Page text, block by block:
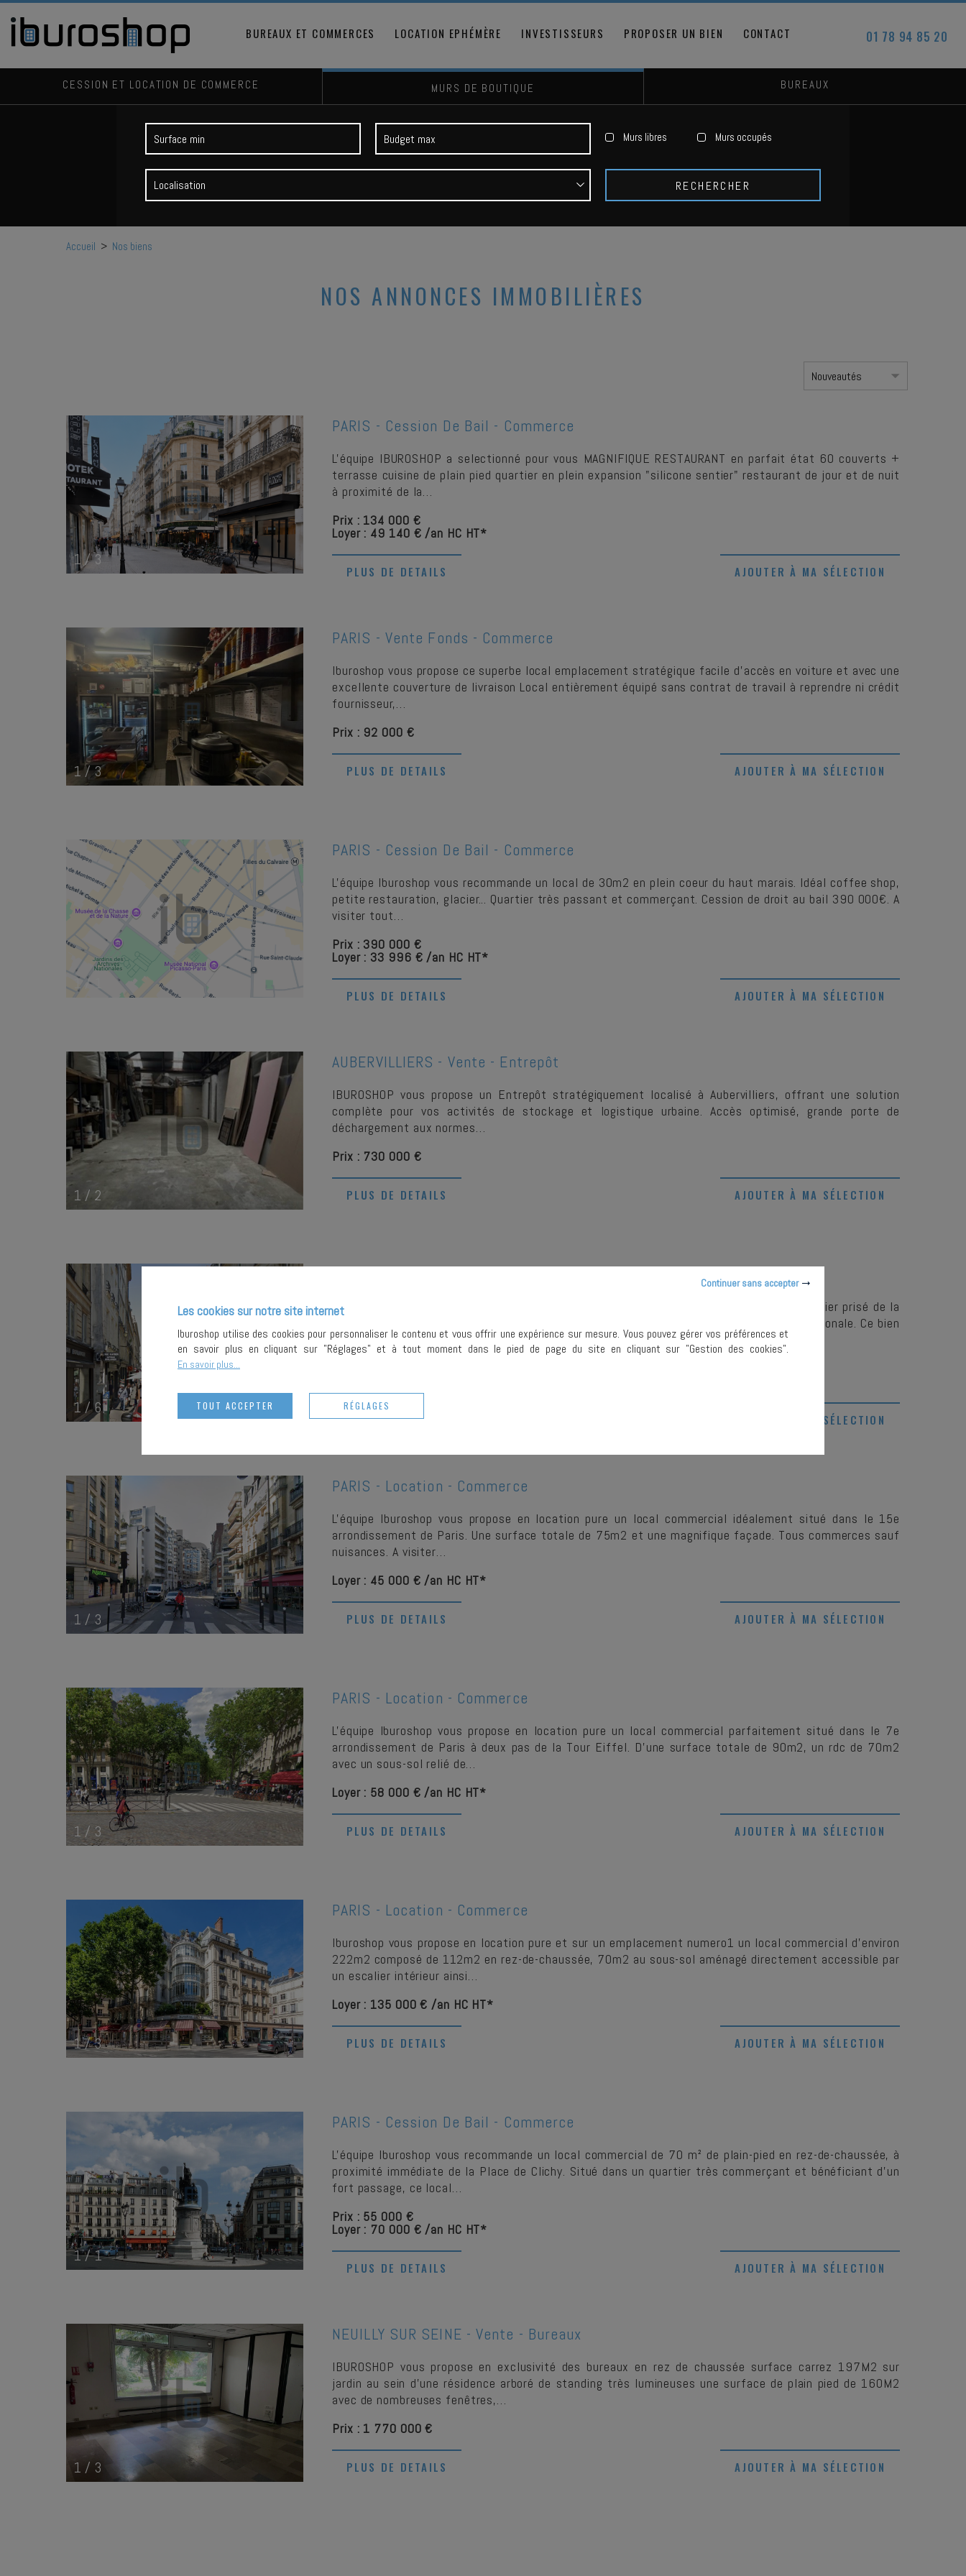
BUREAUX ET COMMERCES LOCATION EPHÉMÈRE INVESTISSEURS PROPOSER UN BIEN CONTACT 01 78 94 85 20
CESSION ET LOCATION DE COMMERCE MURS DE BOUTIQUE BUREAUX
Murs libres Murs occupés
Localisation RECHERCHER
Accueil > Nos biens
NOS ANNONCES IMMOBILIÈRES
1/3
PARIS - Cession De Bail - Commerce
L'équipe IBUROSHOP a selectionné pour vous MAGNIFIQUE RESTAURANT en parfait état 60 couverts +
terrasse cuisine de plain pied quartier en plein expansion "silicone sentier" restaurant de jour et de nuit
à proximité de la…
Prix : 134 000 €
Loyer : 49 140 € /an HC HT*
PLUS DE DETAILS AJOUTER À MA SÉLECTION
1/3
PARIS - Vente Fonds - Commerce
Iburoshop vous propose ce superbe local emplacement stratégique facile d’accès en voiture et avec une
excellente couverture de livraison Local entièrement équipé sans contrat de travail à reprendre ni crédit
fournisseur,…
Prix : 92 000 €
PLUS DE DETAILS AJOUTER À MA SÉLECTION
1 /1
PARIS - Cession De Bail - Commerce
L'équipe Iburoshop vous recommande un local de 30m2 en plein coeur du haut marais. Idéal coffee shop,
petite restauration, glacier... Quartier très passant et commerçant. Cession de droit au bail 390 000€. A
visiter tout…
Prix : 390 000 €
Loyer : 33 996 € /an HC HT*
PLUS DE DETAILS AJOUTER À MA SÉLECTION
1 / 2
AUBERVILLIERS - Vente - Entrepôt
IBUROSHOP vous propose un Entrepôt stratégiquement localisé à Aubervilliers, offrant une solution
complète pour vos activités de stockage et logistique urbaine. Accès optimisé, grande porte de
déchargement aux normes…
Prix : 730 000 €
PLUS DE DETAILS AJOUTER À MA SÉLECTION
1/6
L'équipe Iburoshop vous propose un local commercial idéalement situé au cœur d'un quartier prisé de la
Rive Gauche, offrant un environnement dynamique et une clientèle locale comme internationale. Ce bien
bénéficie d'un…
PLUS DE DETAILS AJOUTER À MA SÉLECTION
1 / 3
PARIS - Location - Commerce
L'équipe Iburoshop vous propose en location pure un local commercial idéalement situé dans le 15e
arrondissement de Paris. Une surface totale de 75m2 et une magnifique façade. Tous commerces sauf
nuisances. A visiter…
Loyer : 45 000 € /an HC HT*
PLUS DE DETAILS AJOUTER À MA SÉLECTION
1 / 3
PARIS - Location - Commerce
L'équipe Iburoshop vous propose en location pure un local commercial parfaitement situé dans le 7e
arrondissement de Paris à deux pas de la Tour Eiffel. D'une surface totale de 90m2, un rdc de 70m2
avec un sous-sol relié de…
Loyer : 58 000 € /an HC HT*
PLUS DE DETAILS AJOUTER À MA SÉLECTION
1/3
PARIS - Location - Commerce
Iburoshop vous propose en location pure et sur un emplacement numero1 un local commercial d'environ
222m2 composé de 112m2 en rez-de-chaussée, 70m2 au sous-sol aménagé directement accessible par
un escalier intérieur ainsi…
Loyer : 135 000 € /an HC HT*
PLUS DE DETAILS AJOUTER À MA SÉLECTION
1/1
PARIS - Cession De Bail - Commerce
L'équipe Iburoshop vous recommande un local commercial de 70 m² de plain-pied en rez-de-chaussée, à
proximité immédiate de la Place de Clichy. Situé dans un quartier très commerçant et bénéficiant d'un
fort passage, ce local…
Prix : 55 000 €
Loyer : 70 000 € /an HC HT*
PLUS DE DETAILS AJOUTER À MA SÉLECTION
1 / 3
NEUILLY SUR SEINE -Vente - Bureaux
IBUROSHOP vous propose en exclusivité des bureaux en rez de chaussée surface carrez 197M2 sur
jardin au sein d'une résidence arboré de standing très lumineuses une surface de plain pied de 160M2
avec de nombreuses fenêtres,…
Prix : 1 770 000 €
PLUS DE DETAILS AJOUTER À MA SÉLECTION
Continuer sans accepter
Les cookies sur notre site internet
Iburoshop utilise des cookies pour personnaliser le contenu et vous offrir une expérience sur mesure. Vous pouvez gérer vos préférences et
en savoir plus en cliquant sur "Réglages" et à tout moment dans le pied de page du site en cliquant sur "Gestion des cookies".
En savoir plus...
TOUT ACCEPTER RÉGLAGES